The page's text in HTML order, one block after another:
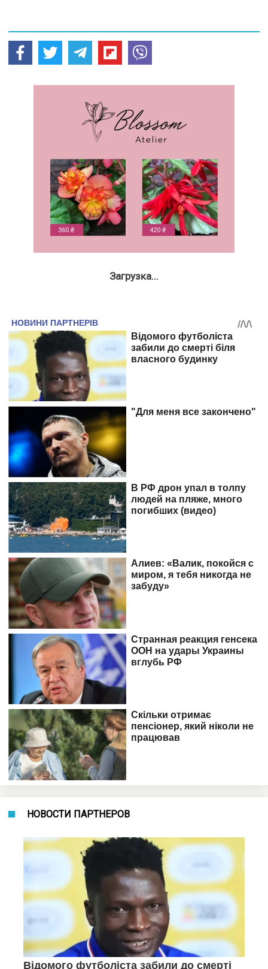
Загрузка...
НОВОСТИ ПАРТНЕРОВ